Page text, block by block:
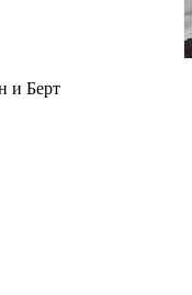
и Берт